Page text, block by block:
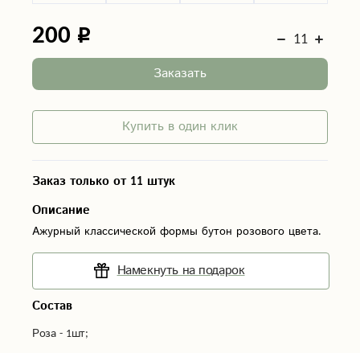
200
Заказать
Купить в один клик
Заказ только от 11 штук
Описание
Ажурный классической формы бутон розового цвета.
Намекнуть на подарок
Состав
Роза - 1шт;